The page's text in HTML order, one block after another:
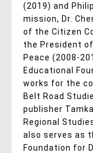
(2019) and
mission, Dr.
of the Citizen
the President
Peace (2008-
Educational
works for the
Belt Road
publisher
Regional
also serves as
Foundation for